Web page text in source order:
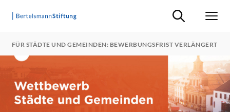
Suche ein-/
FÜR STÄDTE UND GEMEINDEN: BEWERBUNGSFRIST VERLÄNGERT